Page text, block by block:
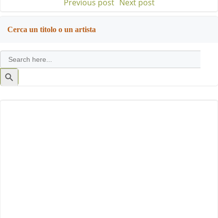
Post
navigation
Previous post Post
Next post
Cerca un titolo o un artista
Search
for:
Search
Button